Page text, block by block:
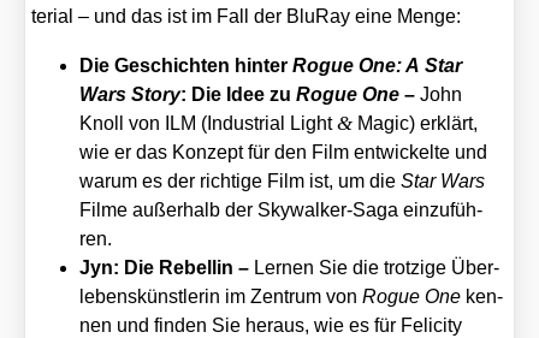
te­ri­al – und das ist im Fall der Blu­Ray eine Men­ge:
Die Geschich­ten hin­terRogue One: A Star
Wars Sto­ry: Die Idee zuRogue One –John
Knoll von ILM (Indus­tri­al Light& Magic) erklärt,
wie er das Kon­zept für den Film ent­wi­ckel­te und
war­um es der rich­ti­ge Film ist, um dieStar Wars
Fil­me außer­halb der Sky­wal­ker-Saga ein­zu­füh­
ren.
Jyn: Die Rebel­lin – Ler­nen Sie die trot­zi­ge Über­
le­bens­künst­le­rin im Zen­trum vonRogue One ken­
nen und fin­den Sie her­aus, wie es für Feli­ci­ty